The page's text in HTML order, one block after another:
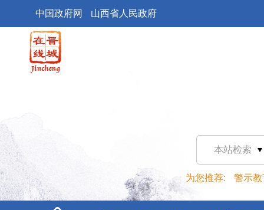
中国政府网 山西省人民政府
本站检索
为您推荐: 警示教